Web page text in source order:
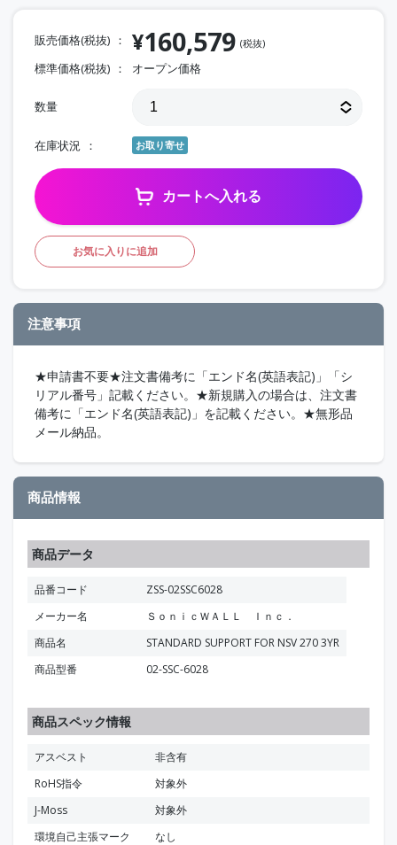
販売価格(税抜) ¥160,579 (税抜)
標準価格(税抜) オープン価格
数量
在庫状況 お取り寄せ
カートへ入れる
お気に入りに追加
注意事項
★申請書不要★注文書備考に「エンド名(英語表記)」「シ
リアル番号」記載ください。★新規購入の場合は、注文書
備考に「エンド名(英語表記)」を記載ください。★無形品
メール納品。
商品情報
商品データ
品番コード
ZSS-02SSC6028
メーカー名
ＳｏｎｉｃＷＡＬＬ Ｉｎｃ．
商品名
STANDARD SUPPORT FOR NSV 270 3YR
商品型番
02-SSC-6028
商品スペック情報
アスベスト
非含有
RoHS指令
対象外
J-Moss
対象外
環境自己主張マーク
なし